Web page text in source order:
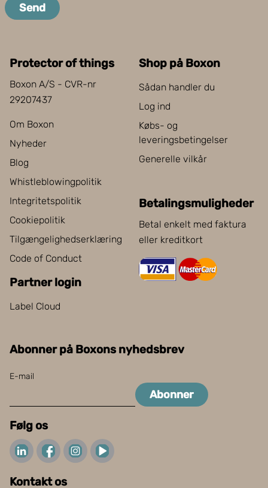
Send
Protector of things
Boxon A/S - CVR-nr
29207437
Om Boxon
Nyheder
Blog
Whistleblowingpolitik
Integritetspolitik
Cookiepolitik
Tilgængelighedserklæring
Code of Conduct
Partner login
Label Cloud
Shop på Boxon
Sådan handler du
Log ind
Købs- og
leveringsbetingelser
Generelle vilkår
Betalingsmuligheder
Betal enkelt med faktura
eller kreditkort
Abonner på Boxons nyhedsbrev
E-mail
Abonner
Følg os
Kontakt os